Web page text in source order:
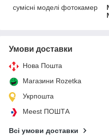
сумісні моделі фотокамер
Умови доставки
Нова Пошта
Магазини Rozetka
Укрпошта
Meest ПОШТА
Всі умови доставки